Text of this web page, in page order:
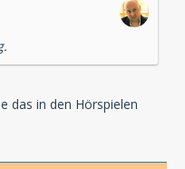
das in den Hörspielen